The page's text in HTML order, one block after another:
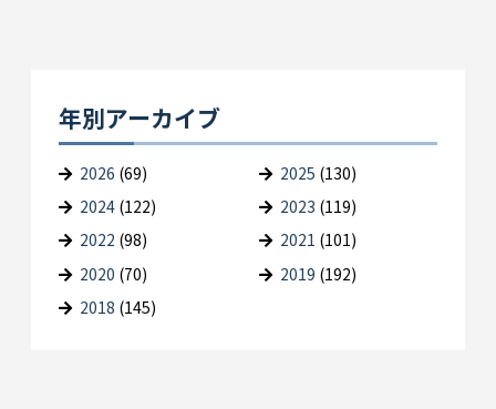
年別アーカイブ
2026 (69) 2025 (130)
2024 (122) 2023 (119)
2022 (98) 2021 (101)
2020 (70) 2019 (192)
2018 (145)